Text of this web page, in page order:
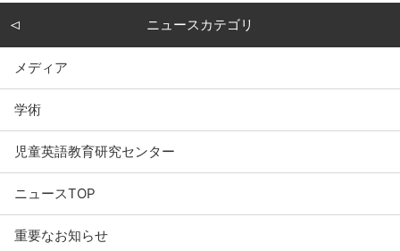
ニュースカテゴリ
メディア
学術
児童英語教育研究センター
ニュースTOP
重要なお知らせ